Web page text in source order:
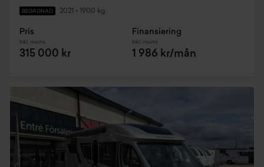
BEGAGNAD 2021 • 1900 kg
Pris
Inkl. moms
315 000 kr
Finansiering
Inkl. moms
1 986 kr/mån